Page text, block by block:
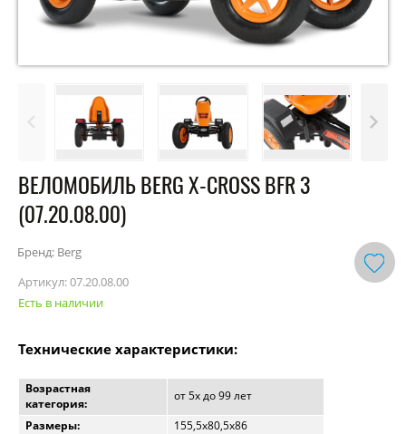
ВЕЛОМОБИЛЬ BERG X-CROSS BFR 3
(07.20.08.00)
Бренд: Berg
Артикул:07.20.08.00
Есть в наличии
Технические характеристики:
Возрастная
категория:
от 5х до 99 лет
Размеры:
155,5х80,5х86